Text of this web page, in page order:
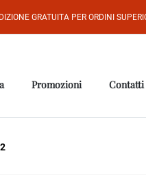
GRATUITA PER ORDINI
Promozioni Contatti